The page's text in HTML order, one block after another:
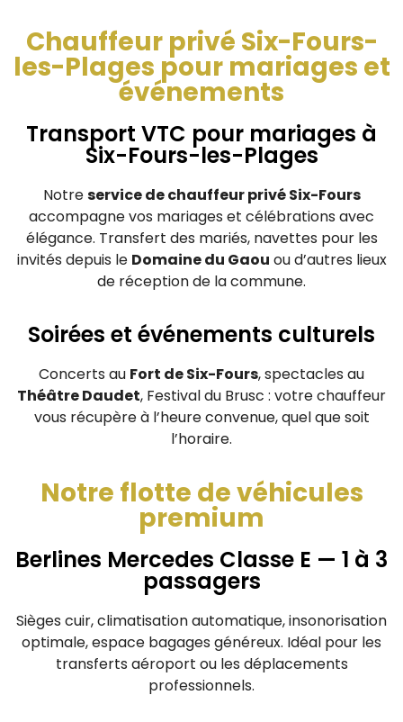
Chauffeur privé Six-Fours-
les-Plages pour mariages et
événements
Transport VTC pour mariages à
Six-Fours-les-Plages
Notreservice de chauffeur privé Six-Fours
accompagne vos mariages et célébrations avec
élégance. Transfert des mariés, navettes pour les
invités depuis le Domaine du Gaou ou d’autres lieux
de réception de la commune.
Soirées et événements culturels
Concerts au Fort de Six-Fours, spectacles au
Théâtre Daudet, Festival du Brusc : votre chauffeur
vous récupère à l’heure convenue, quel que soit
l’horaire.
Notre flotte de véhicules
premium
Berlines Mercedes Classe E — 1 à 3
passagers
Sièges cuir, climatisation automatique, insonorisation
optimale, espace bagages généreux. Idéal pour les
transferts aéroport ou les déplacements
professionnels.